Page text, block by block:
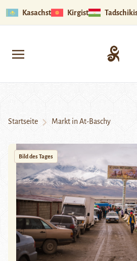
Kasachstan Kirgistan
Startseite Markt in At-Baschy
Bild des Tages